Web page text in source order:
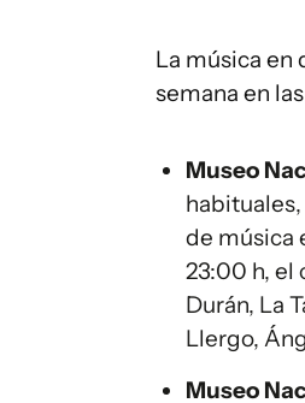
La música en
semana en
Museo
de música
23:00 h, el
Durán, La
Llergo,
Museo